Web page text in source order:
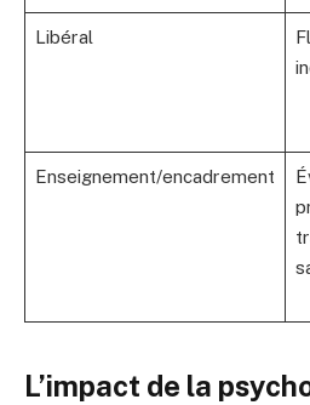
Libéral
Enseignement/encadrement
L’impact de la